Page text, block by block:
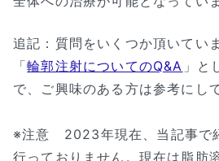
追記：質問をいくつか頂いてい
「輪郭注射についてのQ&A 」と
で、ご興味のある方は参考にし
※注意 2023年現在、当記事で
行っておりません。現在は脂肪